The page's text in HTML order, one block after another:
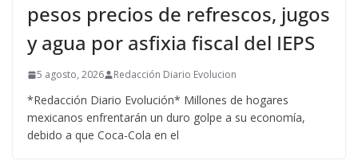
pesos precios de refrescos, jugos
y agua por asfixia fiscal del IEPS
5 agosto, 2026 Redacción Diario Evolucion
*Redacción Diario Evolución* Millones de hogares
mexicanos enfrentarán un duro golpe a su economía,
debido a que Coca-Cola en el